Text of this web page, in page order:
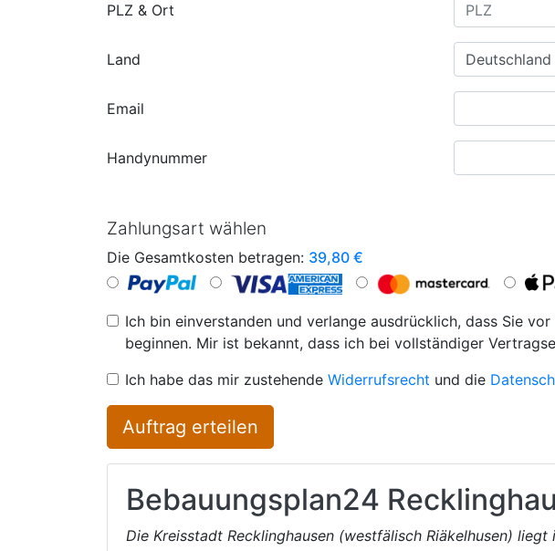
PLZ & Ort
Land
Email
Handynummer
Zahlungsart wählen
Die Gesamtkosten betragen: 39,80 €
Ich bin einverstanden und verlange ausdrücklich, dass Sie
beginnen. Mir ist bekannt, dass ich bei vollständiger
Ich habe das mir zustehende Widerrufsrecht und die
Auftrag erteilen
Bebauungsplan24
Die Kreisstadt Recklinghausen (westfälisch Riäkelhusen)